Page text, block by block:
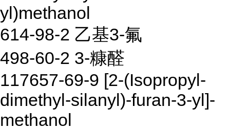
yl)methanol
614-98-2 乙基3-氟
498-60-2 3-糠醛
117657-69-9 [2-(Isopropyl-
dimethyl-silanyl)-furan-3-yl]-
methanol